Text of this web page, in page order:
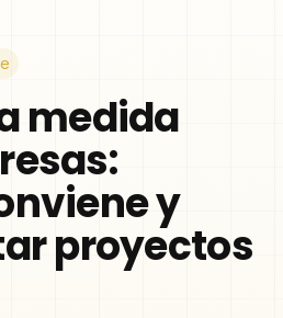
medida
y
proyectos